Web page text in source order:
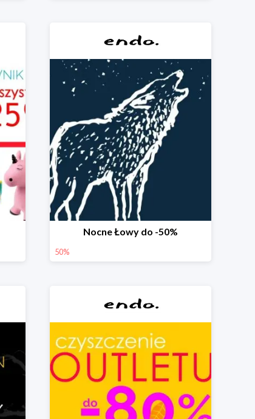
Nocne Łowy do -50%
50%